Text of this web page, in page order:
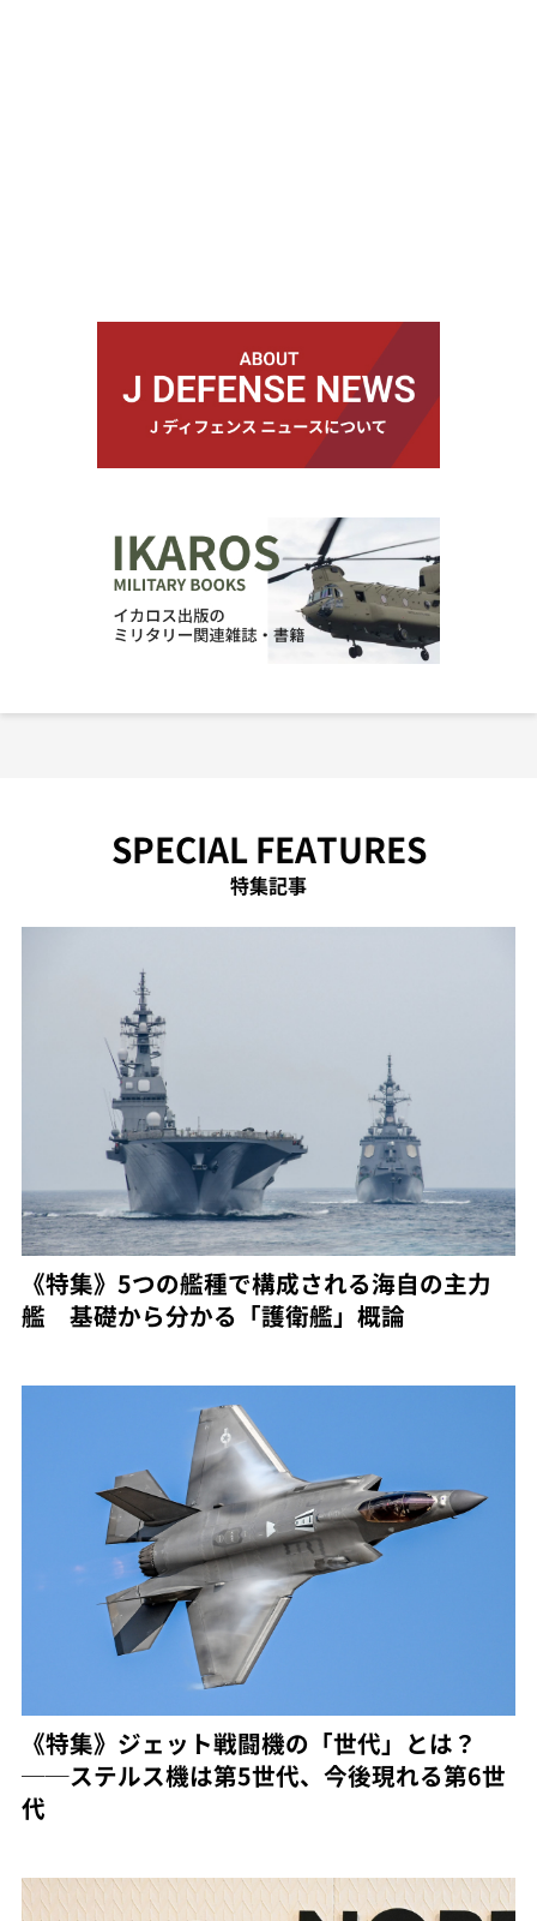
SPECIAL FEATURES
特集記事
《特集》5つの艦種で構成される海自の主力
艦 基礎から分かる「護衛艦」概論
《特集》ジェット戦闘機の「世代」とは？
──ステルス機は第5世代、今後現れる第6世
代